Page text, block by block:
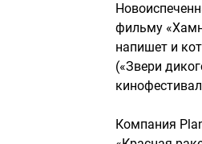
фильму
напишет и
(«Звери
Компания